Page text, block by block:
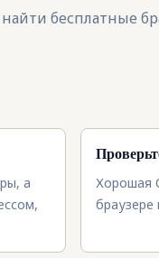
бесплатные
а
Хорошая
браузере